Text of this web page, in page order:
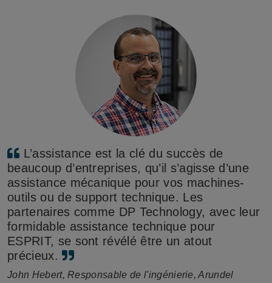
L’assistance est la clé du succès de
beaucoup d’entreprises, qu’il s’agisse d’une
assistance mécanique pour vos machines-
outils ou de support technique. Les
partenaires comme DP Technology, avec leur
formidable assistance technique pour
ESPRIT, se sont révélé être un atout
précieux.
John Hebert, Responsable de l'ingénierie, Arundel